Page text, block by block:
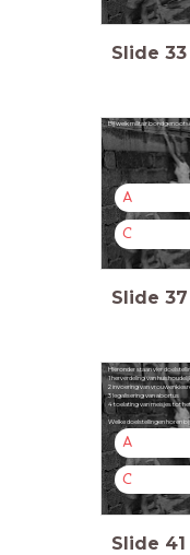
Slide 33
Bij welk militair
A
C
Slide 37
Hieronder staan vier
1 herverdeling van
2 invoering van
3 legalisering van abortus
4 toelating van meisjes tot
Welke doelstellingen horen
A
C
Slide 41